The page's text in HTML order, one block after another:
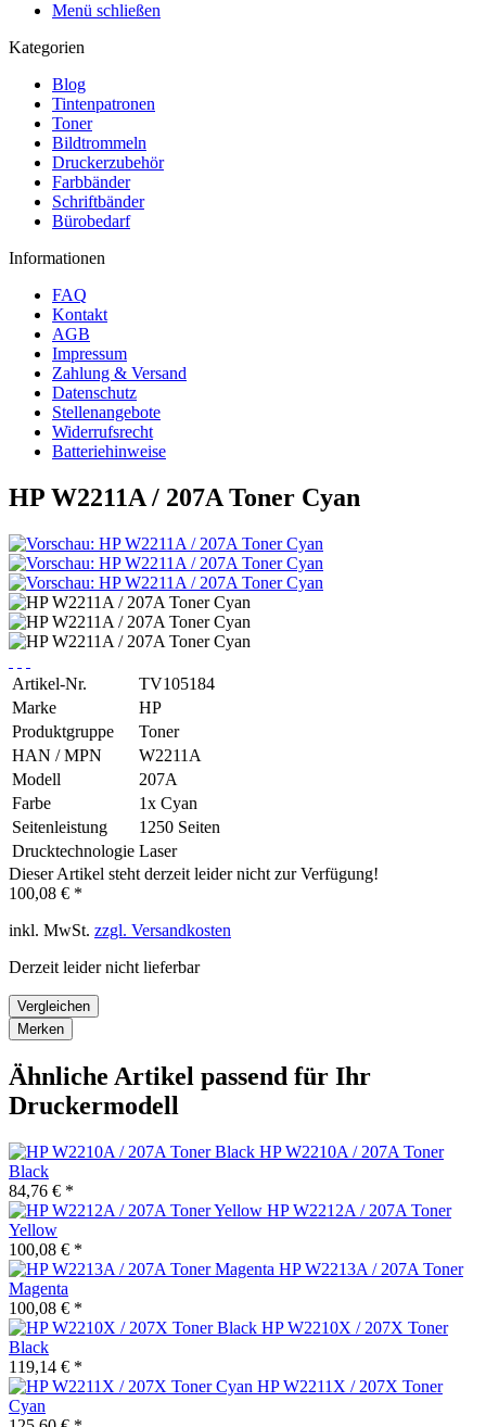
Menü schließen
Kategorien
Blog
Tintenpatronen
Toner
Bildtrommeln
Druckerzubehör
Farbbänder
Schriftbänder
Bürobedarf
Informationen
FAQ
Kontakt
AGB
Impressum
Zahlung & Versand
Datenschutz
Stellenangebote
Widerrufsrecht
Batteriehinweise
HP W2211A / 207A Toner Cyan
Artikel-Nr.
TV105184
Marke
HP
Produktgruppe
Toner
HAN / MPN
W2211A
Modell
207A
Farbe
1x Cyan
Seitenleistung
1250 Seiten
Drucktechnologie Laser
Dieser Artikel steht derzeit leider nicht zur Verfügung!
100,08 € *
inkl. MwSt. zzgl. Versandkosten
Derzeit leider nicht lieferbar
Vergleichen
Merken
Ähnliche Artikel passend für Ihr
Druckermodell
HP W2210A / 207A Toner
Black
84,76 € *
HP W2212A / 207A Toner
Yellow
100,08 € *
HP W2213A / 207A Toner
Magenta
100,08 € *
HP W2210X / 207X Toner
Black
119,14 € *
HP W2211X / 207X Toner
Cyan